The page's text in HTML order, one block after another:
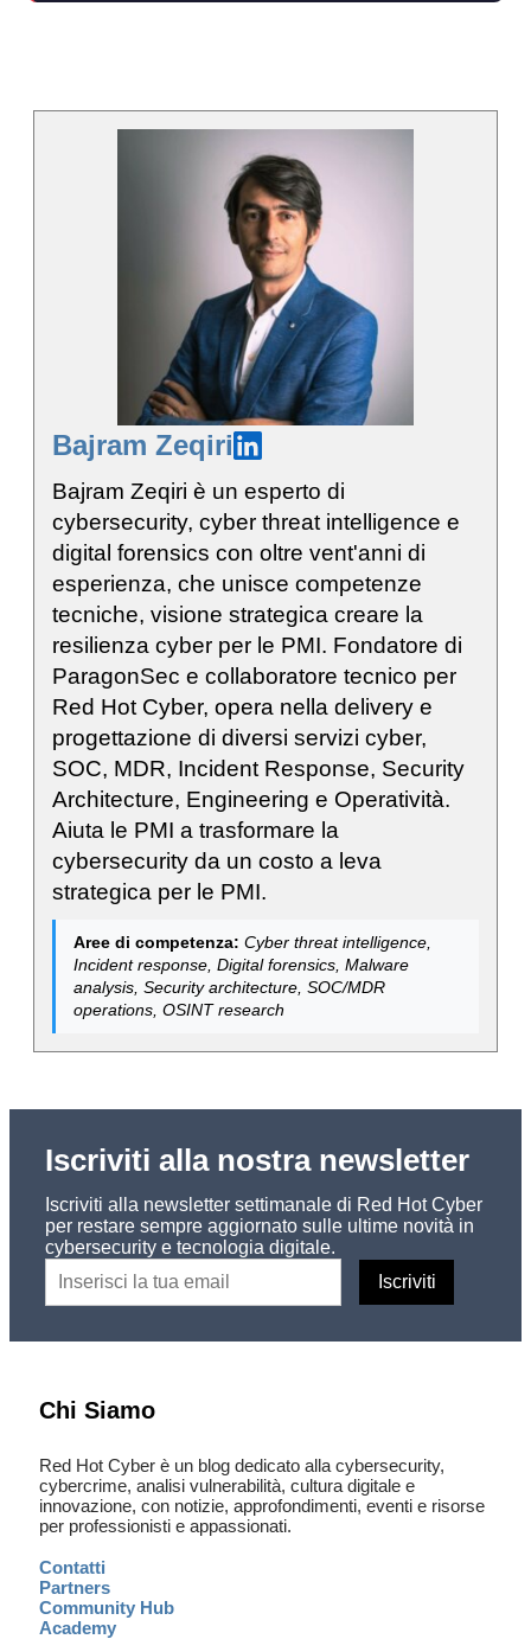
Bajram Zeqiri
Bajram Zeqiri è un esperto di
cybersecurity, cyber threat intelligence e
digital forensics con oltre vent'anni di
esperienza, che unisce competenze
tecniche, visione strategica creare la
resilienza cyber per le PMI. Fondatore di
ParagonSec e collaboratore tecnico per
Red Hot Cyber, opera nella delivery e
progettazione di diversi servizi cyber,
SOC, MDR, Incident Response, Security
Architecture, Engineering e Operatività.
Aiuta le PMI a trasformare la
cybersecurity da un costo a leva
strategica per le PMI.
Aree di competenza: Cyber threat intelligence,
Incident response, Digital forensics, Malware
analysis, Security architecture, SOC/MDR
operations, OSINT research
Iscriviti alla nostra newsletter
Iscriviti alla newsletter settimanale di Red Hot Cyber
per restare sempre aggiornato sulle ultime novità in
cybersecurity e tecnologia digitale.
Chi Siamo
Red Hot Cyber è un blog dedicato alla cybersecurity,
cybercrime, analisi vulnerabilità, cultura digitale e
innovazione, con notizie, approfondimenti, eventi e risorse
per professionisti e appassionati.
Contatti
Partners
Community Hub
Academy